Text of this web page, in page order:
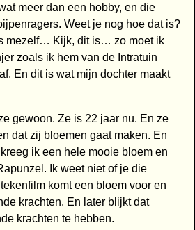
meer dan een hobby, en die
Weet je nog hoe dat is?
mezelf… Kijk, dit is… zo moet ik
zoals ik hem van de Intratuin
En dit is wat mijn dochter maakt
gewoon. Ze is 22 jaar nu. En ze
dat zij bloemen gaat maken. En
ik een hele mooie bloem en
Ik weet niet of je die
komt een bloem voor en
krachten. En later blijkt dat
krachten te hebben.